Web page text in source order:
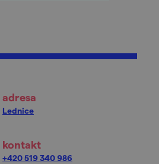
adresa
Lednice
kontakt
+420 519 340 986